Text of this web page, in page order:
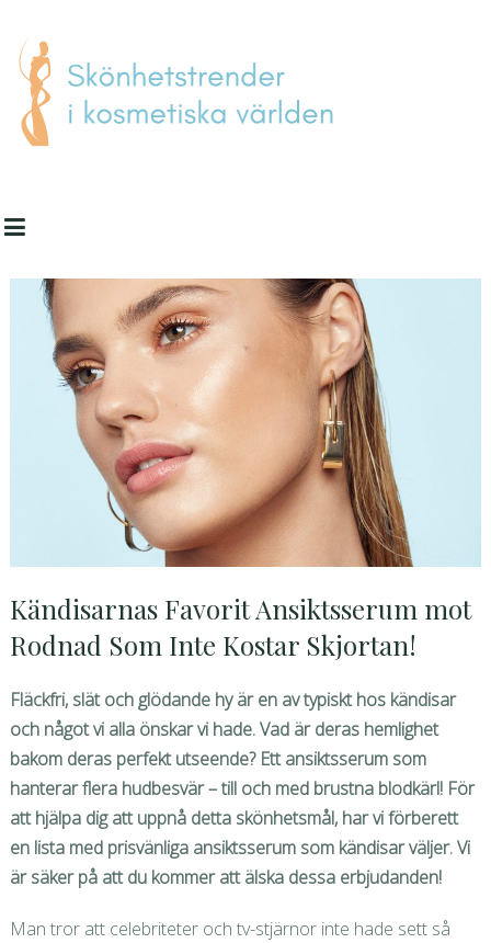
Kändisarnas Favorit Ansiktsserum mot
Rodnad Som Inte Kostar Skjortan!
Fläckfri, slät och glödande hy är en av typiskt hos kändisar
och något vi alla önskar vi hade. Vad är deras hemlighet
bakom deras perfekt utseende? Ett ansiktsserum som
hanterar flera hudbesvär – till och med brustna blodkärl! För
att hjälpa dig att uppnå detta skönhetsmål, har vi förberett
en lista med prisvänliga ansiktsserum som kändisar väljer. Vi
är säker på att du kommer att älska dessa erbjudanden!
Man tror att celebriteter och tv-stjärnor inte hade sett så